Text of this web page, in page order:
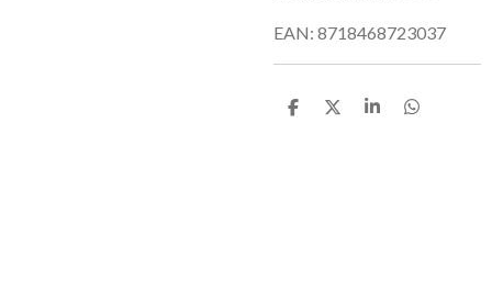
EAN: 8718468723037
D
D
S
D